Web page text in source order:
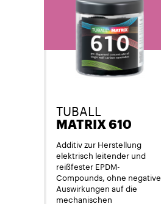
TUBALL
MATRIX 610
Additiv zur Herstellung
elektrisch leitender und
reißfester EPDM-
Compounds, ohne negative
Auswirkungen auf die
mechanischen